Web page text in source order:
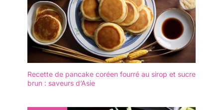
pas la situation, donc
peut également être
mieux protégé contre les
insectes, vous pouvez
être sûr que vous
pouvez profiter de la
environnement sain et
élevées. Il suffit de les
essuyer avec un chiffon
humide après utilisation.
Lorsqu'ils ne sont pas
utilisés, ils se plient de
manière compacte pour
un rangement pratique.
Recette de pancake coréen fourré au sirop et sucre
brun : saveurs d’Asie